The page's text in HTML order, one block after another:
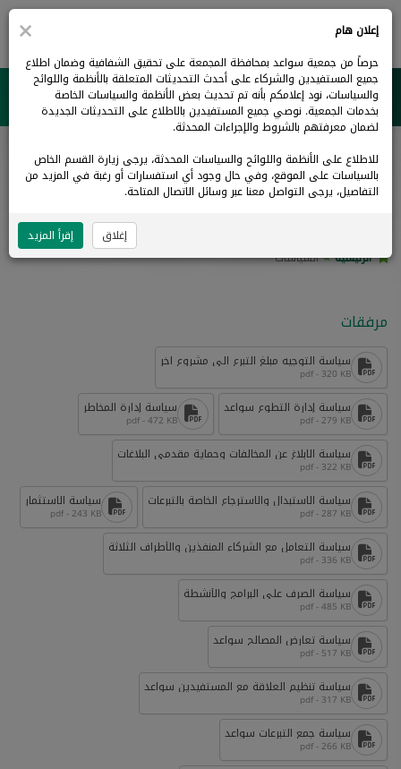
جمعية سواعد بالمجمعة
السياسات
الرئيسية السياسات
مرفقات
سياسة التوجيه مبلغ التبرع الى مشروع اخر
pdf - 320 KB
سياسة إدارة التطوع سواعد
pdf - 279 KB
سياسة إدارة المخاطر
pdf - 472 KB
سياسة الابلاغ عن المخالفات وحماية مقدمي البلاغات
pdf - 322 KB
سياسة الاستبدال والاسترجاع الخاصة بالتبرعات
pdf - 287 KB
سياسة الاستثمار
pdf - 243 KB
سياسة التعامل مع الشركاء المنفذين والأطراف الثلاثة
pdf - 336 KB
سياسة الصرف على البرامج والأنشطة
pdf - 485 KB
سياسة تعارض المصالح سواعد
pdf - 517 KB
سياسة تنظيم العلاقة مع المستفيدين سواعد
pdf - 317 KB
سياسة جمع التبرعات سواعد
pdf - 266 KB
×
إعلان هام
حرصاً من جمعية سواعد بمحافظة المجمعة على تحقيق الشفافية وضمان اطلاع
جميع المستفيدين والشركاء على أحدث التحديثات المتعلقة بالأنظمة واللوائح
والسياسات، نود إعلامكم بأنه تم تحديث بعض الأنظمة والسياسات الخاصة
بخدمات الجمعية. نوصي جميع المستفيدين بالاطلاع على التحديثات الجديدة
لضمان معرفتهم بالشروط والإجراءات المحدثة.
للاطلاع على الأنظمة واللوائح والسياسات المحدثة، يرجى زيارة القسم الخاص
بالسياسات على الموقع، وفي حال وجود أي استفسارات أو رغبة في المزيد من
التفاصيل، يرجى التواصل معنا عبر وسائل الاتصال المتاحة.
إغلاق إقرأ المزيد